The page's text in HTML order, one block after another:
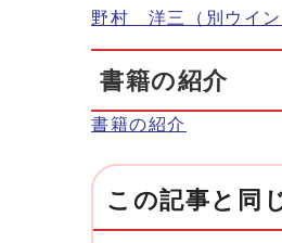
野村 洋三 （別ウイ
書籍の紹介
書籍の紹介
この記事と同